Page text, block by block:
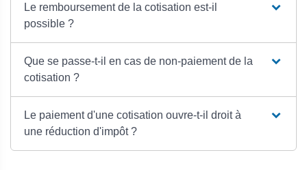
Le remboursement de la cotisation est-il
possible ?
Que se passe-t-il en cas de non-paiement de la
cotisation ?
Le paiement d'une cotisation ouvre-t-il droit à
une réduction d'impôt ?